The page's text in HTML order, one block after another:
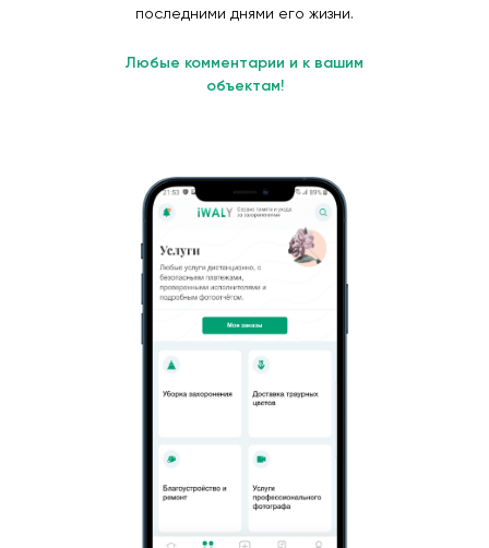
последними днями его жизни.
Любые комментарии и к вашим
объектам!